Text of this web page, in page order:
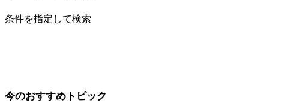
条件を指定して検索
今のおすすめトピック